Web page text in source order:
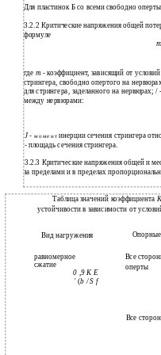
Для пластинок Б со всеми свободно
3.2.2 Критические напряжения общей
формуле
где т -коэффициент, зависящий от
стрингера, свободно опертого на
для стрингера, заделанного на нервюрах;
между нервюрами:
J - м о м е н тинерции сечения стрингера
- площадь сечения стрингера.
3.2.3 Критические напряжения общей и
за пределами и в пределах
Таблица значений коэффициента
устойчивости в зависимости от
Вид нагружения
равномерное
сжатие
0 ,9 К Е
' (b / S f
Опорные
Все
оперты
Все